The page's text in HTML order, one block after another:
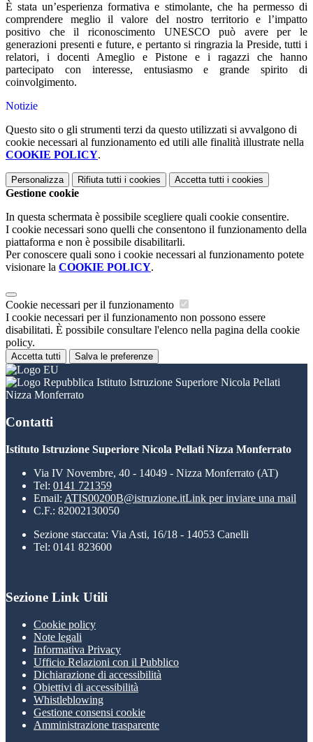
È stata un’esperienza formativa e stimolante, che ha permesso di
comprendere meglio il valore del nostro territorio e l’impatto
positivo che il riconoscimento UNESCO può avere per le
generazioni presenti e future, e pertanto si ringrazia la Preside, tutti i
relatori, i docenti Ameglio e Pistone e i ragazzi che hanno
partecipato con interesse, entusiasmo e grande spirito di
coinvolgimento.
Notizie
Questo sito o gli strumenti terzi da questo utilizzati si avvalgono di
cookie necessari al funzionamento ed utili alle finalità illustrate nella
COOKIE POLICY.
Personalizza Rifiuta tutti i cookies Accetta tutti i cookies
Gestione cookie
In questa schermata è possibile scegliere quali cookie consentire.
I cookie necessari sono quelli che consentono il funzionamento della
piattaforma e non è possibile disabilitarli.
Per conoscere quali sono i cookie necessari al funzionamento potete
visionare la COOKIE POLICY.
Cookie necessari per il funzionamento
I cookie necessari per il funzionamento non possono essere
disabilitati. È possibile consultare l'elenco nella pagina della cookie
policy.
Accetta tutti Salva le preferenze
Istituto Istruzione Superiore Nicola Pellati
Nizza Monferrato
Contatti
Istituto Istruzione Superiore Nicola Pellati Nizza Monferrato
Via IV Novembre, 40 - 14049 - Nizza Monferrato (AT)
Tel: 0141 721359
Email: ATIS00200B@istruzione.itLink per inviare una mail
C.F.: 82002130050
Sezione staccata: Via Asti, 16/18 - 14053 Canelli
Tel: 0141 823600
Sezione Link Utili
Cookie policy
Note legali
Informativa Privacy
Ufficio Relazioni con il Pubblico
Dichiarazione di accessibilità
Obiettivi di accessibilità
Whistleblowing
Gestione consensi cookie
Amministrazione trasparente